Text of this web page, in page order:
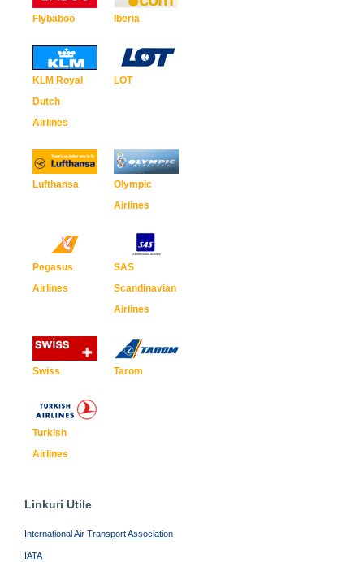
Flybaboo Iberia
KLM Royal
Dutch
Airlines
LOT
Lufthansa
Olympic
Airlines
Pegasus
Airlines
SAS
Scandinavian
Airlines
Swiss Tarom
Turkish
Airlines
Linkuri Utile
International Air Transport Association
IATA